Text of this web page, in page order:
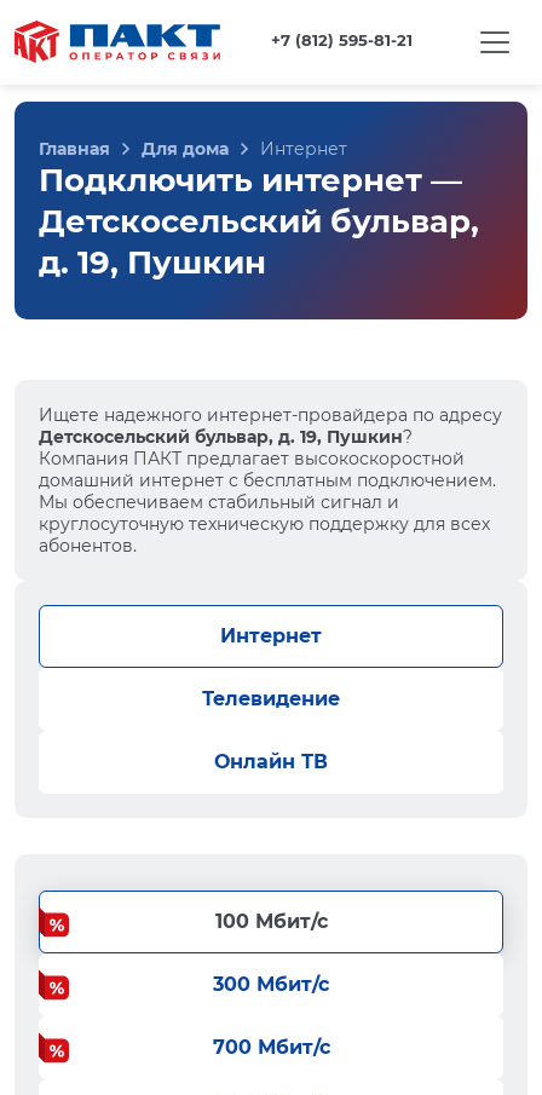
+7 (812) 595-81-21
Главная Для дома Интернет
Подключить интернет —
Детскосельский бульвар,
д. 19, Пушкин
Ищете надежного интернет-провайдера по адресу
Детскосельский бульвар, д. 19, Пушкин?
Компания ПАКТ предлагает высокоскоростной
домашний интернет с бесплатным подключением.
Мы обеспечиваем стабильный сигнал и
круглосуточную техническую поддержку для всех
абонентов.
Интернет
Телевидение
Онлайн ТВ
100 Мбит/с
300 Мбит/с
700 Мбит/с